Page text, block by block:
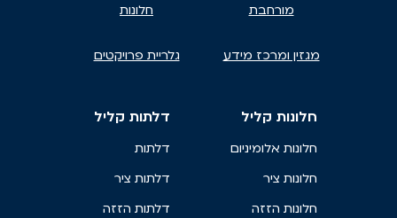
מורחבת
חלונות
מגזין ומרכז מידע גלריית פרויקטים
חלונות קליל
חלונות אלומיניום
חלונות ציר
חלונות הזזה
דלתות קליל
דלתות
דלתות ציר
דלתות הזזה